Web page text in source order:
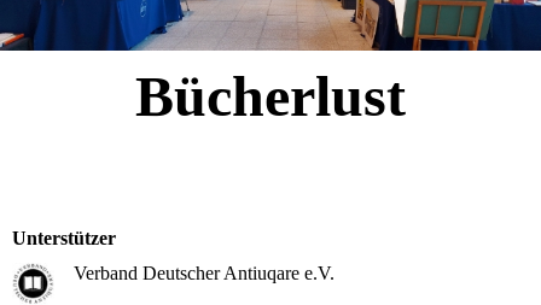
Bücherlust
Unterstützer
Verband Deutscher Antiuqare e.V.